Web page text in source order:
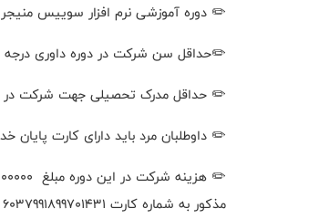
✏️ دوره آموزشی نرم افزار سوییس منیجر
✏️حداقل سن شرکت در دوره داوری درجه سه ۱۸ سال تمام می
✏️ حداقل مدرک تحصیلی جهت شرکت در
✏️ داوطلبان مرد باید دارای کارت